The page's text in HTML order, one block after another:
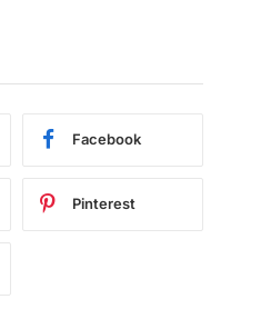
Facebook
Pinterest